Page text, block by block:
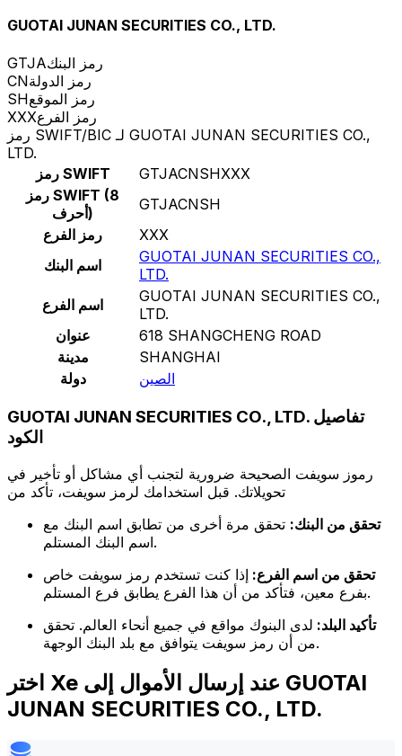
GUOTAI JUNAN SECURITIES CO., LTD.
GTJAرمز البنك
CNرمز الدولة
SHرمز الموقع
XXXرمز الفرع
رمز SWIFT/BIC لـ GUOTAI JUNAN SECURITIES CO.,
LTD.
رمز SWIFT
GTJACNSHXXX
رمز SWIFT (8
أحرف)
GTJACNSH
رمز الفرع
XXX
اسم البنك
GUOTAI JUNAN SECURITIES CO.,
LTD.
اسم الفرع
GUOTAI JUNAN SECURITIES CO.,
LTD.
عنوان
618 SHANGCHENG ROAD
مدينة
SHANGHAI
دولة
الصين
GUOTAI JUNAN SECURITIES CO., LTD. تفاصيل
الكود
رموز سويفت الصحيحة ضرورية لتجنب أي مشاكل أو تأخير في
تحويلاتك. قبل استخدامك لرمز سويفت، تأكد من
تحقق من البنك: تحقق مرة أخرى من تطابق اسم البنك مع
اسم البنك المستلم.
تحقق من اسم الفرع: إذا كنت تستخدم رمز سويفت خاص
بفرع معين، فتأكد من أن هذا الفرع يطابق فرع المستلم.
تأكيد البلد: لدى البنوك مواقع في جميع أنحاء العالم. تحقق
من أن رمز سويفت يتوافق مع بلد البنك الوجهة.
اختر Xe عند إرسال الأموال إلى GUOTAI
JUNAN SECURITIES CO., LTD.